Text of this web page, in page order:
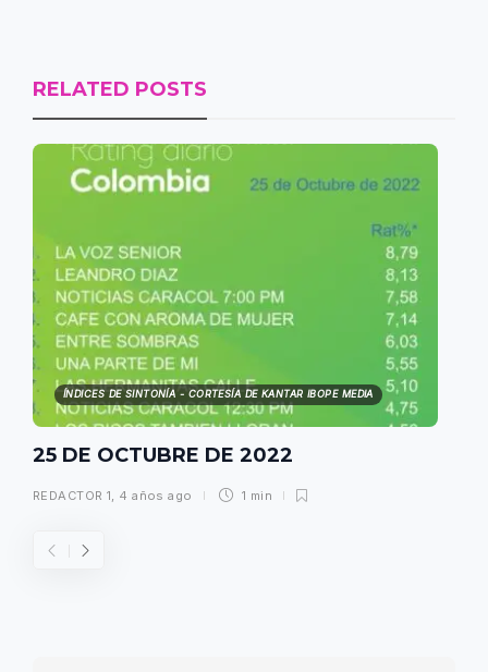
RELATED POSTS
ÍNDICES DE SINTONÍA - CORTESÍA DE KANTAR IBOPE MEDIA
25 DE OCTUBRE DE 2022
REDACTOR 1, 4 años ago 1 min